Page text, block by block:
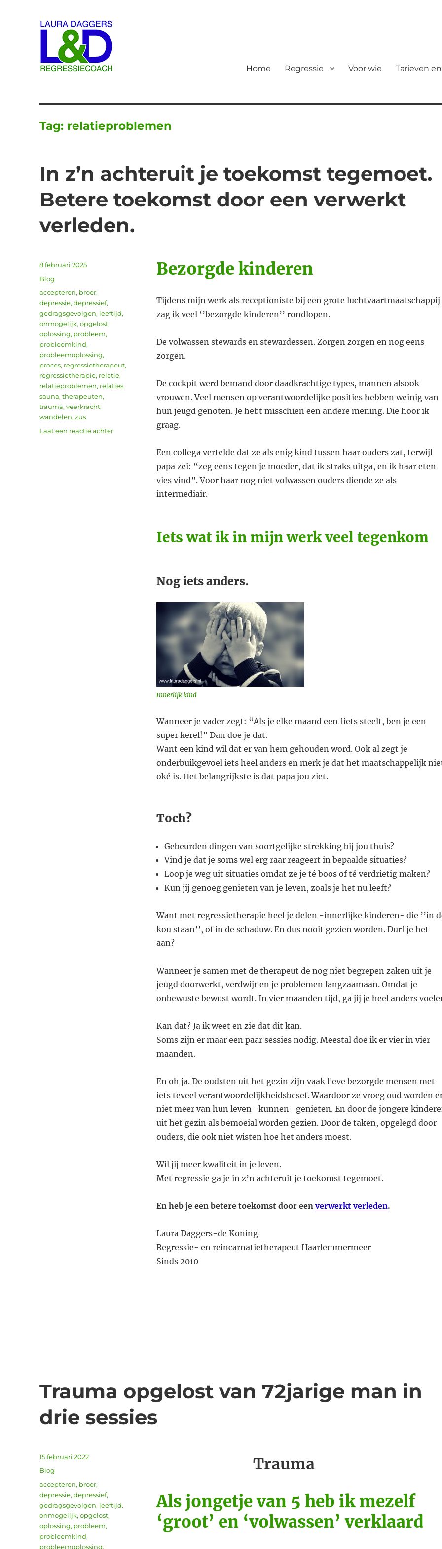
Home Regressie Voor wie Tarieven
Tag: relatieproblemen
In z’n achteruit je toekomst tegemoet.
Betere toekomst door een verwerkt
verleden.
Bezorgde kinderen
Tijdens mijn werk als receptioniste bij een grote luchtvaartmaatschappij
zag ik veel ‘’bezorgde kinderen’’ rondlopen.
De volwassen stewards en stewardessen. Zorgen zorgen en nog eens
zorgen.
De cockpit werd bemand door daadkrachtige types, mannen alsook
vrouwen. Veel mensen op verantwoordelijke posities hebben weinig van
hun jeugd genoten. Je hebt misschien een andere mening. Die hoor ik
graag.
Een collega vertelde dat ze als enig kind tussen haar ouders zat, terwijl
papa zei: “zeg eens tegen je moeder, dat ik straks uitga, en ik haar eten
vies vind”. Voor haar nog niet volwassen ouders diende ze als
intermediair.
Iets wat ik in mijn werk veel tegenkom
Nog iets anders.
Innerlijk kind
Wanneer je vader zegt: “Als je elke maand een fiets steelt, ben je een
super kerel!” Dan doe je dat.
Want een kind wil dat er van hem gehouden word. Ook al zegt je
onderbuikgevoel iets heel anders en merk je dat het maatschappelijk
oké is. Het belangrijkste is dat papa jou ziet.
Toch?
Gebeurden dingen van soortgelijke strekking bij jou thuis?
Vind je dat je soms wel erg raar reageert in bepaalde situaties?
Loop je weg uit situaties omdat ze je té boos of té verdrietig maken?
Kun jij genoeg genieten van je leven, zoals je het nu leeft?
Want met regressietherapie heel je delen -innerlijke kinderen- die ’’in
kou staan’’, of in de schaduw. En dus nooit gezien worden. Durf je het
aan?
Wanneer je samen met de therapeut de nog niet begrepen zaken uit je
jeugd doorwerkt, verdwijnen je problemen langzaamaan. Omdat je
onbewuste bewust wordt. In vier maanden tijd, ga jij je heel anders
Kan dat? Ja ik weet en zie dat dit kan.
Soms zijn er maar een paar sessies nodig. Meestal doe ik er vier in vier
maanden.
En oh ja. De oudsten uit het gezin zijn vaak lieve bezorgde mensen met
iets teveel verantwoordelijkheidsbesef. Waardoor ze vroeg oud worden
niet meer van hun leven -kunnen- genieten. En door de jongere
uit het gezin als bemoeial worden gezien. Door de taken, opgelegd door
ouders, die ook niet wisten hoe het anders moest.
Wil jij meer kwaliteit in je leven.
Met regressie ga je in z’n achteruit je toekomst tegemoet.
En heb je een betere toekomst door eenverwerkt verleden.
Laura Daggers-de Koning
Regressie- en reincarnatietherapeut Haarlemmermeer
Sinds 2010
Geplaatst
op
8 februari 2025
Categorieën
Blog
Tags
accepteren, broer,
depressie,depressief,
gedragsgevolgen, leeftijd,
onmogelijk,opgelost,
oplossing, probleem,
probleemkind,
probleemoplossing,
proces, regressietherapeut,
regressietherapie, relatie,
relatieproblemen, relaties,
sauna,therapeuten,
trauma,veerkracht,
wandelen,zus
Laat een reactie achterop
Trauma opgelost van 72jarige man in
drie sessies
Trauma
Als jongetje van 5 heb ik mezelf
‘groot’ en ‘volwassen’ verklaard
Geplaatst
op
15 februari 2022
Categorieën
Blog
Tags
accepteren, broer,
depressie,depressief,
gedragsgevolgen, leeftijd,
onmogelijk,opgelost,
oplossing, probleem,
probleemkind,
probleemoplossing,